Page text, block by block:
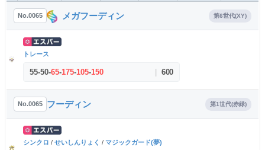
No.0065 メガフーディン 第6世代(XY)
トレース
55-50-65-175-105-150 600
No.0065 フーディン 第1世代(赤緑)
シンクロ / せいしんりょく / マジックガード(夢)